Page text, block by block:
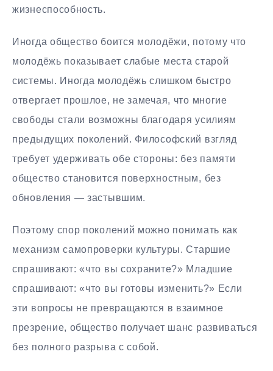
жизнеспособность.
Иногда общество боится молодёжи, потому что
молодёжь показывает слабые места старой
системы. Иногда молодёжь слишком быстро
отвергает прошлое, не замечая, что многие
свободы стали возможны благодаря усилиям
предыдущих поколений. Философский взгляд
требует удерживать обе стороны: без памяти
общество становится поверхностным, без
обновления — застывшим.
Поэтому спор поколений можно понимать как
механизм самопроверки культуры. Старшие
спрашивают: «что вы сохраните?» Младшие
спрашивают: «что вы готовы изменить?» Если
эти вопросы не превращаются в взаимное
презрение, общество получает шанс развиваться
без полного разрыва с собой.